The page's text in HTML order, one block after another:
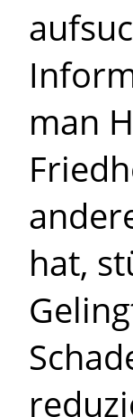
man
hat,